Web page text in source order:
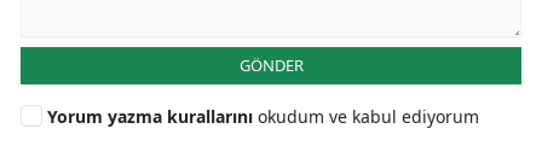
GÖNDER
Yorum yazma kurallarını okudum ve kabul ediyorum